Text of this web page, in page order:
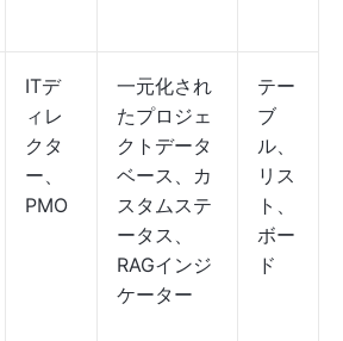
ITデ
ィレ
クタ
ー、
PMO
一元化され
たプロジェ
クトデータ
ベース、カ
スタムステ
ータス、
RAGインジ
ケーター
テー
ブ
ル、
リス
ト、
ボー
ド